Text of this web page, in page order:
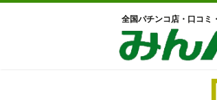
全国パチンコ店・口コミ